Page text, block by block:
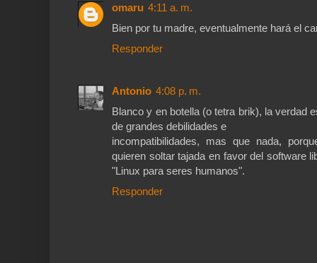
omaru 4:11 a. m.
Bien por tu madre, eventualmente hará el
Responder
Antonio 4:08 p. m.
Blanco y en botella (o tetra brik), la verdad
de grandes debilidades e
incompatibilidades, mas que nada,
quieren soltar tajada en favor del software
"Linux para seres humanos".
Responder